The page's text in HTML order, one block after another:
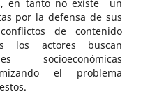
en tanto no existe un
por la defensa de sus
de contenido
los actores buscan
socioeconómicas
el problema